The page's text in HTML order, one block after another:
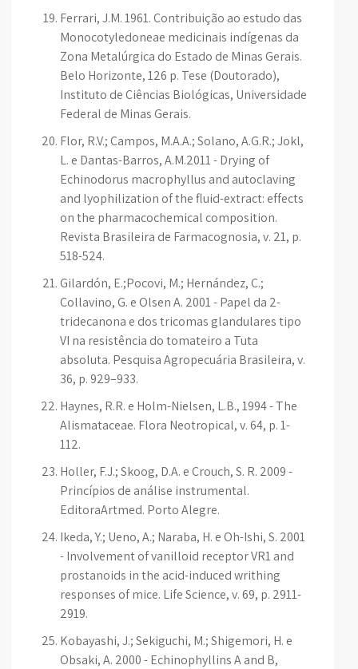
Ferrari, J.M. 1961. Contribuição ao estudo das
Monocotyledoneae medicinais indígenas da
Zona Metalúrgica do Estado de Minas Gerais.
Belo Horizonte, 126 p. Tese (Doutorado),
Instituto de Ciências Biológicas, Universidade
Federal de Minas Gerais.
Flor, R.V.; Campos, M.A.A.; Solano, A.G.R.; Jokl,
L. e Dantas-Barros, A.M.2011 - Drying of
Echinodorus macrophyllus and autoclaving
and lyophilization of the fluid-extract: effects
on the pharmacochemical composition.
Revista Brasileira de Farmacognosia, v. 21, p.
518-524.
Gilardón, E.;Pocovi, M.; Hernández, C.;
Collavino, G. e Olsen A. 2001 - Papel da 2-
tridecanona e dos tricomas glandulares tipo
VI na resistência do tomateiro a Tuta
absoluta. Pesquisa Agropecuária Brasileira, v.
36, p. 929–933.
Haynes, R.R. e Holm-Nielsen, L.B., 1994 - The
Alismataceae. Flora Neotropical, v. 64, p. 1-
112.
Holler, F.J.; Skoog, D.A. e Crouch, S. R. 2009 -
Princípios de análise instrumental.
EditoraArtmed. Porto Alegre.
Ikeda, Y.; Ueno, A.; Naraba, H. e Oh-Ishi, S. 2001
- Involvement of vanilloid receptor VR1 and
prostanoids in the acid-induced writhing
responses of mice. Life Science, v. 69, p. 2911-
2919.
Kobayashi, J.; Sekiguchi, M.; Shigemori, H. e
Obsaki, A. 2000 - Echinophyllins A and B,